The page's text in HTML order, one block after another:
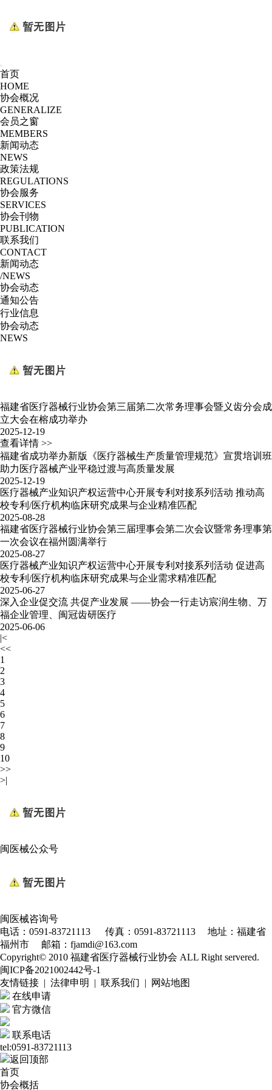
首页
HOME
协会概况
GENERALIZE
会员之窗
MEMBERS
新闻动态
NEWS
政策法规
REGULATIONS
协会服务
SERVICES
协会刊物
PUBLICATION
联系我们
CONTACT
新闻动态
/NEWS
协会动态
通知公告
行业信息
协会动态
NEWS
福建省医疗器械行业协会第三届第二次常务理事会暨义齿分会成
立大会在榕成功举办
2025-12-19
查看详情 >>
福建省成功举办新版《医疗器械生产质量管理规范》宣贯培训班
助力医疗器械产业平稳过渡与高质量发展
2025-12-19
医疗器械产业知识产权运营中心开展专利对接系列活动 推动高
校专利/医疗机构临床研究成果与企业精准匹配
2025-08-28
福建省医疗器械行业协会第三届理事会第二次会议暨常务理事第
一次会议在福州圆满举行
2025-08-27
医疗器械产业知识产权运营中心开展专利对接系列活动 促进高
校专利/医疗机构临床研究成果与企业需求精准匹配
2025-06-27
深入企业促交流 共促产业发展 ——协会一行走访宸润生物、万
福企业管理、闽冠齿研医疗
2025-06-06
|<
<<
1
2
3
4
5
6
7
8
9
10
>>
>|
闽医械公众号
闽医械咨询号
电话：0591-83721113 传真：0591-83721113 地址：福建省
福州市 邮箱：fjamdi@163.com
Copyright© 2010 福建省医疗器械行业协会 ALL Right servered.
闽ICP备2021002442号-1
友情链接 | 法律申明 | 联系我们 | 网站地图
在线申请
官方微信
联系电话
tel:0591-83721113
返回顶部
首页
协会概括